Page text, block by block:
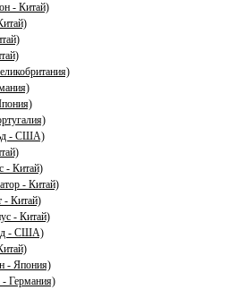
- Китай)
- США)
- Китай)
- Китай)
- Китай)
- Китай)
- США)
- Япония)
Германия)